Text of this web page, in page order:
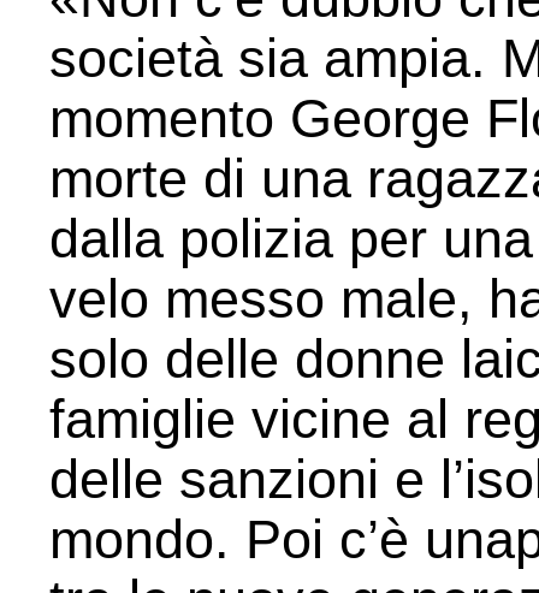
società sia ampia.
momento George
morte di una
dalla polizia per
velo messo male,
solo delle donne
famiglie vicine al
delle sanzioni e
mondo. Poi c’è